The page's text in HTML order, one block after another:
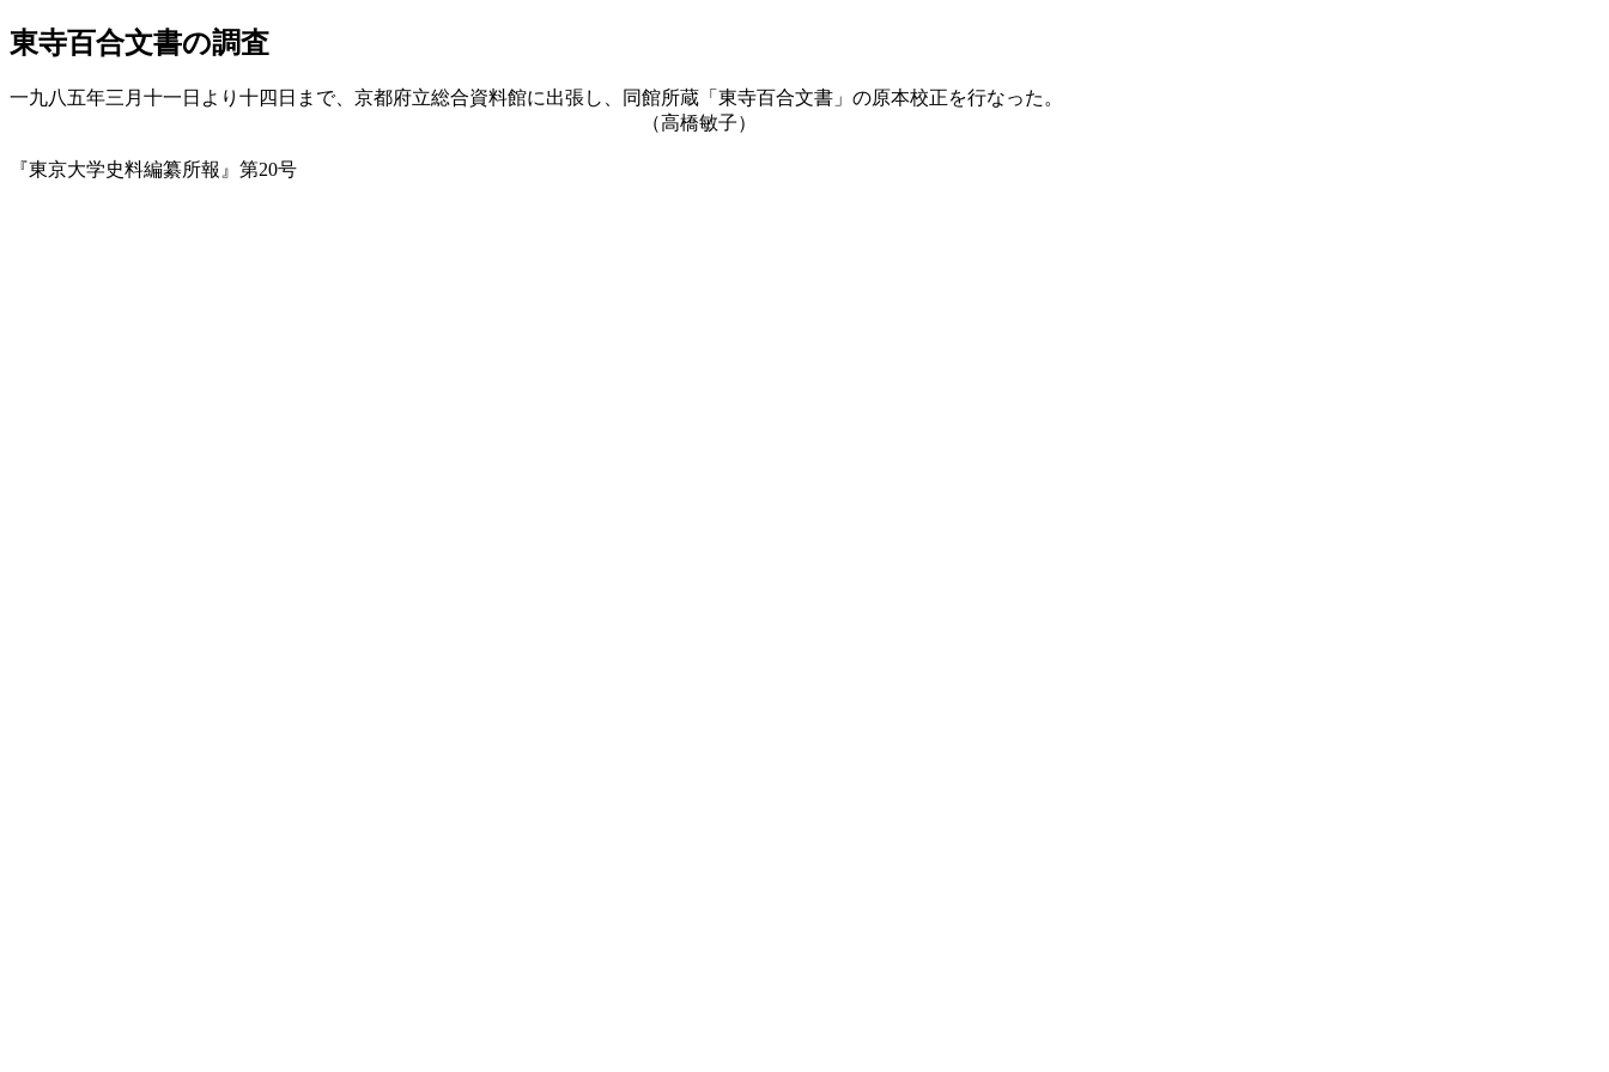
東寺百合文書の調査
一九八五年三月十一日より十四日まで、京都府立総合資料館に出張し、同館所蔵「東寺百合文書」の原本校正を行なった。
（高橋敏子）
『東京大学史料編纂所報』第20号